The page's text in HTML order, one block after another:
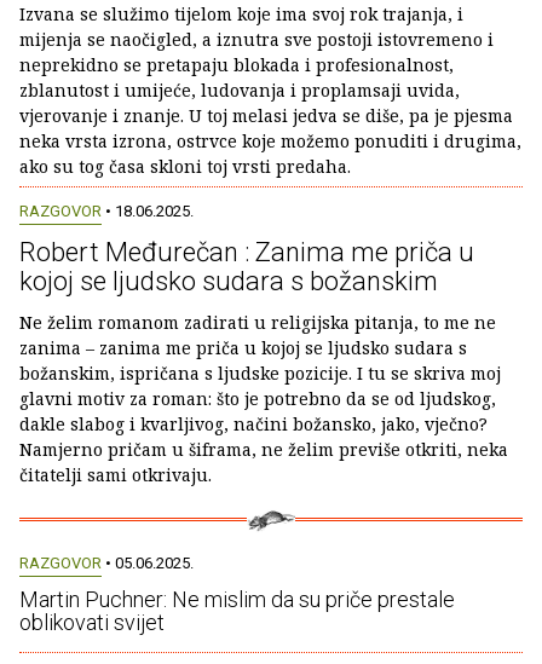
Izvana se služimo tijelom koje ima svoj rok trajanja, i
mijenja se naočigled, a iznutra sve postoji istovremeno i
neprekidno se pretapaju blokada i profesionalnost,
zblanutost i umijeće, ludovanja i proplamsaji uvida,
vjerovanje i znanje. U toj melasi jedva se diše, pa je pjesma
neka vrsta izrona, ostrvce koje možemo ponuditi i drugima,
ako su tog časa skloni toj vrsti predaha.
RAZGOVOR • 18.06.2025.
Robert Međurečan : Zanima me priča u
kojoj se ljudsko sudara s božanskim
Ne želim romanom zadirati u religijska pitanja, to me ne
zanima – zanima me priča u kojoj se ljudsko sudara s
božanskim, ispričana s ljudske pozicije. I tu se skriva moj
glavni motiv za roman: što je potrebno da se od ljudskog,
dakle slabog i kvarljivog, načini božansko, jako, vječno?
Namjerno pričam u šiframa, ne želim previše otkriti, neka
čitatelji sami otkrivaju.
RAZGOVOR • 05.06.2025.
Martin Puchner: Ne mislim da su priče prestale
oblikovati svijet